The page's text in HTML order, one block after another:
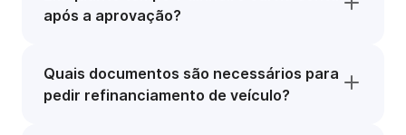
após a aprovação?
Quais documentos são necessários para
pedir refinanciamento de veículo?